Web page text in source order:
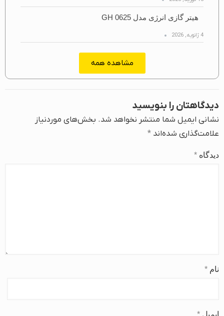
هیتر گازی انرژی مدل GH 0625
4 ژانویه, 2026
مشاهده همه
دیدگاهتان را بنویسید
نشانی ایمیل شما منتشر نخواهد شد. بخش‌های موردنیاز
علامت‌گذاری شده‌اند *
دیدگاه *
نام *
ایمیل *